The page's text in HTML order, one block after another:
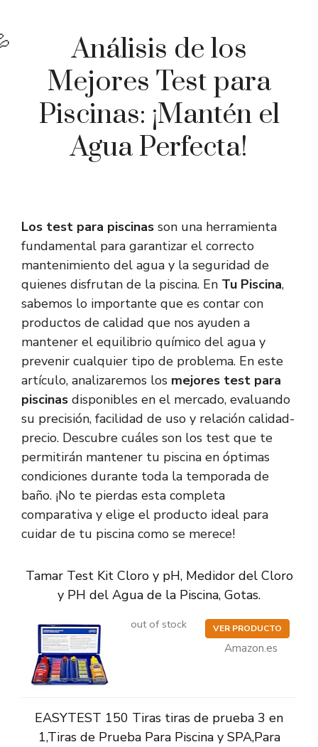
Análisis de los
Mejores Test para
Piscinas: ¡Mantén el
Agua Perfecta!
Los test para piscinas son una herramienta
fundamental para garantizar el correcto
mantenimiento del agua y la seguridad de
quienes disfrutan de la piscina. En Tu Piscina,
sabemos lo importante que es contar con
productos de calidad que nos ayuden a
mantener el equilibrio químico del agua y
prevenir cualquier tipo de problema. En este
artículo, analizaremos los mejores test para
piscinas disponibles en el mercado, evaluando
su precisión, facilidad de uso y relación calidad-
precio. Descubre cuáles son los test que te
permitirán mantener tu piscina en óptimas
condiciones durante toda la temporada de
baño. ¡No te pierdas esta completa
comparativa y elige el producto ideal para
cuidar de tu piscina como se merece!
Tamar Test Kit Cloro y pH, Medidor del Cloro
y PH del Agua de la Piscina, Gotas.
out of stock VER PRODUCTO
Amazon.es
EASYTEST 150 Tiras tiras de prueba 3 en
1,Tiras de Prueba Para Piscina y SPA,Para